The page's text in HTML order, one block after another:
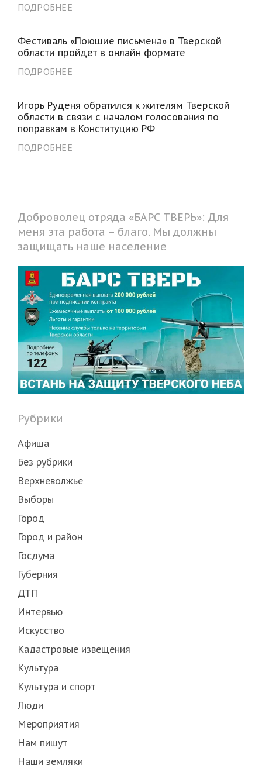
ПОДРОБНЕЕ
Фестиваль «Поющие письмена» в Тверской
области пройдет в онлайн формате
ПОДРОБНЕЕ
Игорь Руденя обратился к жителям Тверской
области в связи с началом голосования по
поправкам в Конституцию РФ
ПОДРОБНЕЕ
Доброволец отряда «БАРС ТВЕРЬ»: Для
меня эта работа – благо. Мы должны
защищать наше население
Рубрики
Афиша
Без рубрики
Верхневолжье
Выборы
Город
Город и район
Госдума
Губерния
ДТП
Интервью
Искусство
Кадастровые извещения
Культура
Культура и спорт
Люди
Мероприятия
Нам пишут
Наши земляки